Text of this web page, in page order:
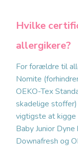
Hvilke
allergikere?
For forældre til
Nomite
OEKO-Tex
skadelige
vigtigste at kigge
Baby Junior
Downafresh og